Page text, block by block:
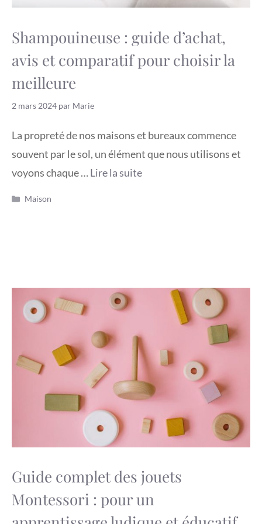
Shampouineuse : guide d’achat,
avis et comparatif pour choisir la
meilleure
2 mars 2024 par Marie
La propreté de nos maisons et bureaux commence
souvent par le sol, un élément que nous utilisons et
voyons chaque …Lire la suite
Catégories
Maison
Guide complet des jouets
Montessori : pour un